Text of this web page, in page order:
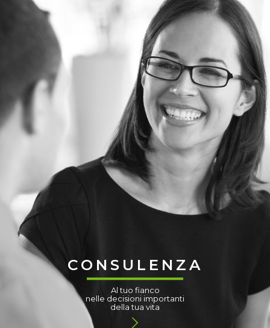
CONSULENZA
Al tuo fianco
nelle decisioni importanti
della tua vita